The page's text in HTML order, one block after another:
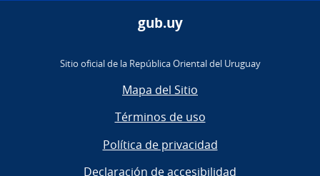
gub.uy
Sitio oficial de la República Oriental del Uruguay
Mapa del Sitio
Términos de uso
Política de privacidad
Declaración de accesibilidad